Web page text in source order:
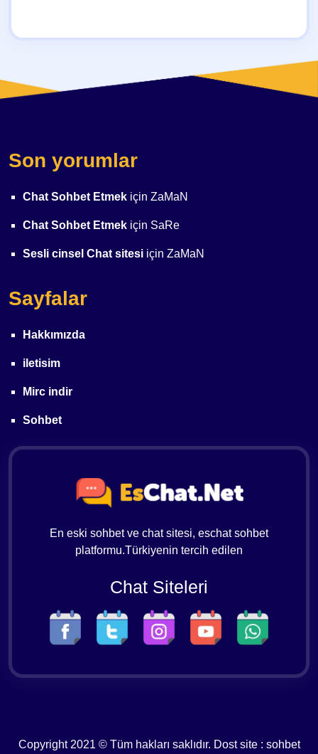
Son yorumlar
Chat Sohbet Etmek için ZaMaN
Chat Sohbet Etmek için SaRe
Sesli cinsel Chat sitesi için ZaMaN
En eski sohbet ve chat sitesi, eschat sohbet
platformu.Türkiyenin tercih edilen
Chat Siteleri
Sayfalar
Hakkımızda
iletisim
Mirc indir
Sohbet
Copyright 2021 © Tüm hakları saklıdır. Dost site : sohbet